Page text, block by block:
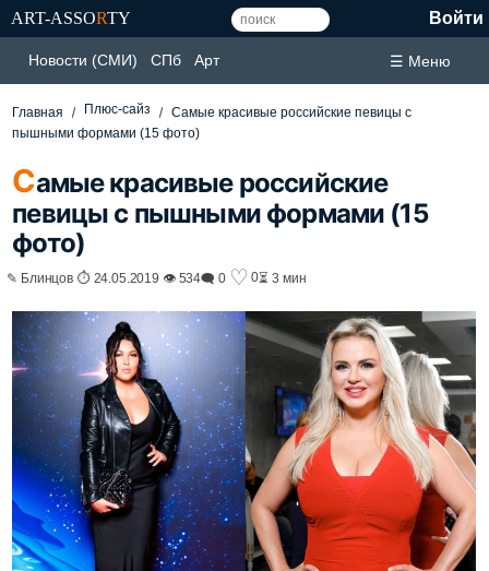
ART-ASSORTY Войти
Новости (СМИ) СПб Арт ☰ Меню
Главная Плюс-сайз
Самые красивые российские певицы с
пышными формами (15 фото)
Самые красивые российские
певицы с пышными формами (15
фото)
✎ Блинцов ⏱ 24.05.2019 👁 534🗨 0 ♡ 0⏳ 3 мин